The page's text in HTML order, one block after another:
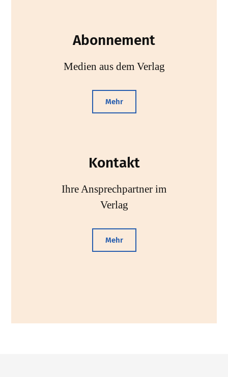
Abonnement
Medien aus dem Verlag
Mehr
Kontakt
Ihre Ansprechpartner im
Verlag
Mehr